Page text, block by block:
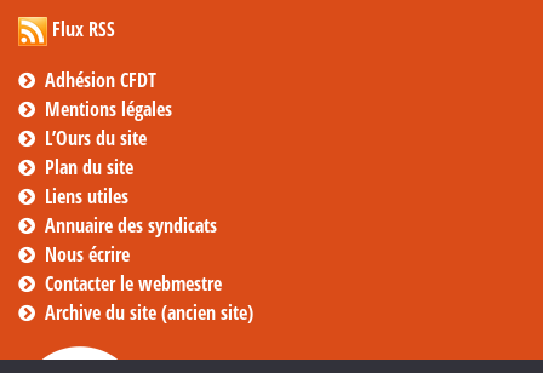
Flux RSS
Adhésion CFDT
Mentions légales
L’Ours du site
Plan du site
Liens utiles
Annuaire des syndicats
Nous écrire
Contacter le webmestre
Archive du site (ancien site)